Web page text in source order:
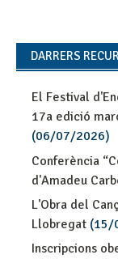
DARRERS
El Festival
17a edició
(06/07/2026)
Conferència
d'Amadeu
L'Obra del
Llobregat (15/
Inscripcions